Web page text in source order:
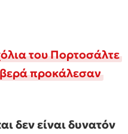
του Πορτοσάλτε
προκάλεσαν
δεν είναι δυνατόν